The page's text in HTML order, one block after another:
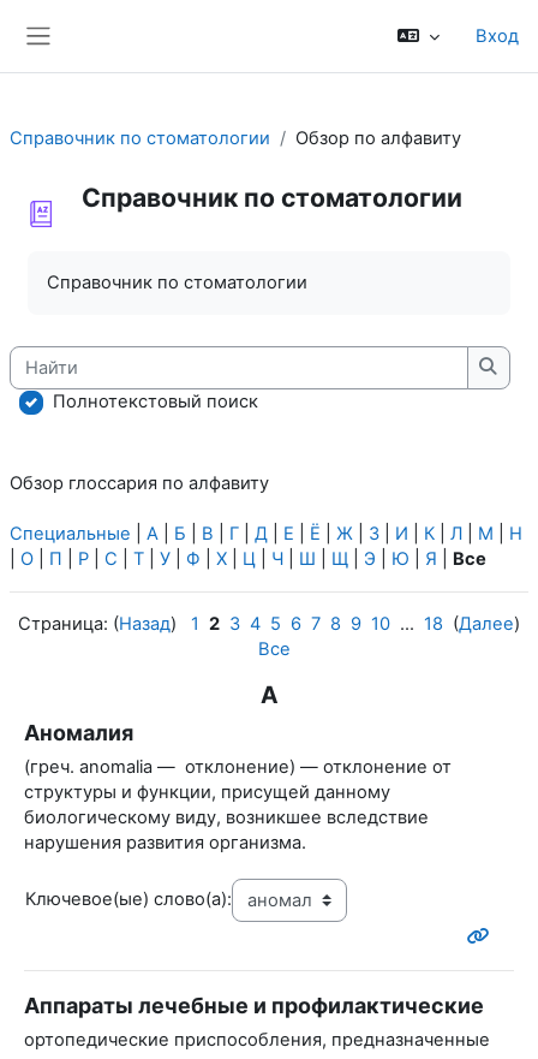
Вход
Справочник по стоматологии Обзор по алфавиту
Справочник по стоматологии
Справочник по стоматологии
Найти
Полнотекстовый поиск
Обзор глоссария по алфавиту
Специальные А Б В Г Д Е Ё Ж З И К Л М
Н
О П Р С Т У Ф Х Ц Ч Ш Щ Э Ю Я Все
Страница: (Назад) 1 2 3 4 5 6 7 8 9 10 ... 18 (Далее)
Все
А
Аномалия
(греч. anomalia — отклонение) — отклонение от
структуры и функции, присущей данному
биологическому виду, возникшее вследствие
нарушения развития организма.
Ключевое(ые) слово(а):
Аппараты лечебные и профилактические
ортопедические приспособления, предназначенные